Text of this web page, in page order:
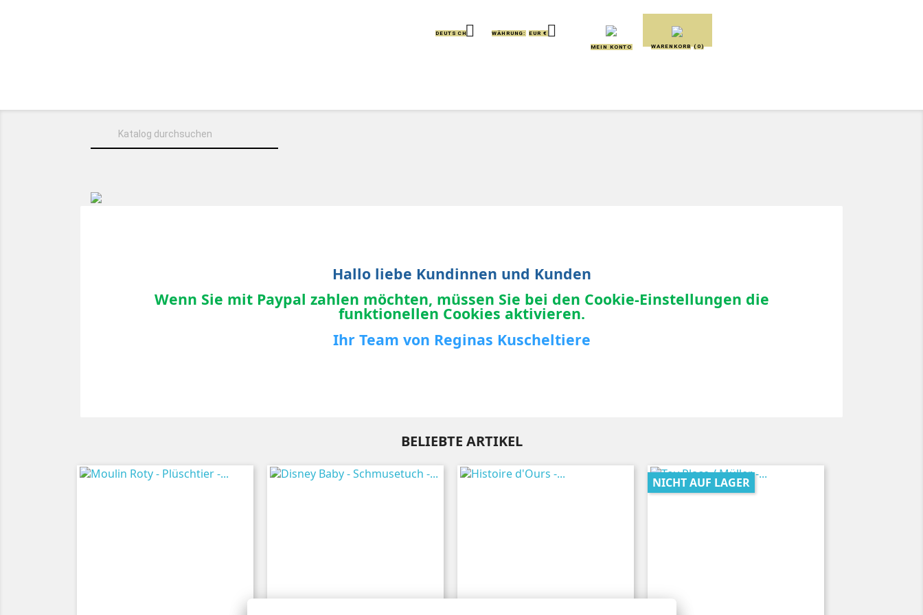
DEUTSCH WÄHRUNG: EUR €
MEIN KONTO WARENKORB (0)
Hallo liebe Kundinnen und Kunden
Wenn Sie mit Paypal zahlen möchten, müssen Sie bei den Cookie-Einstellungen die
funktionellen Cookies aktivieren.
Ihr Team von Reginas Kuscheltiere
BELIEBTE ARTIKEL
NICHT AUF LAGER